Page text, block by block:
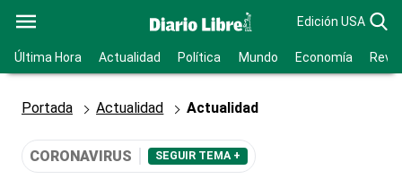
Edición USA
Última Hora Actualidad Política Mundo Economía
Portada Actualidad Actualidad
CORONAVIRUS SEGUIR TEMA +